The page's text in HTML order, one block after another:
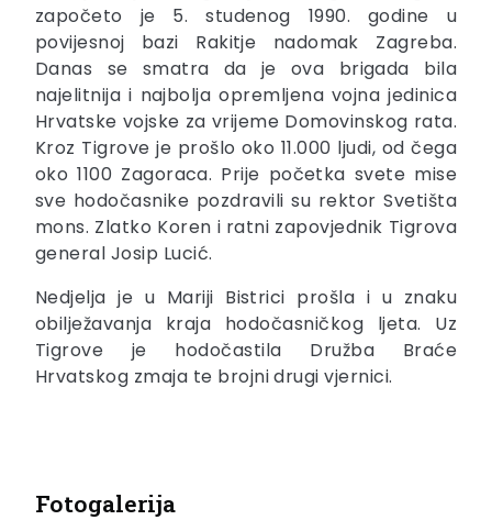
započeto je 5. studenog 1990. godine u
povijesnoj bazi Rakitje nadomak Zagreba.
Danas se smatra da je ova brigada bila
najelitnija i najbolja opremljena vojna jedinica
Hrvatske vojske za vrijeme Domovinskog rata.
Kroz Tigrove je prošlo oko 11.000 ljudi, od čega
oko 1100 Zagoraca. Prije početka svete mise
sve hodočasnike pozdravili su rektor Svetišta
mons. Zlatko Koren i ratni zapovjednik Tigrova
general Josip Lucić.
Nedjelja je u Mariji Bistrici prošla i u znaku
obilježavanja kraja hodočasničkog ljeta. Uz
Tigrove je hodočastila Družba Braće
Hrvatskog zmaja te brojni drugi vjernici.
Fotogalerija